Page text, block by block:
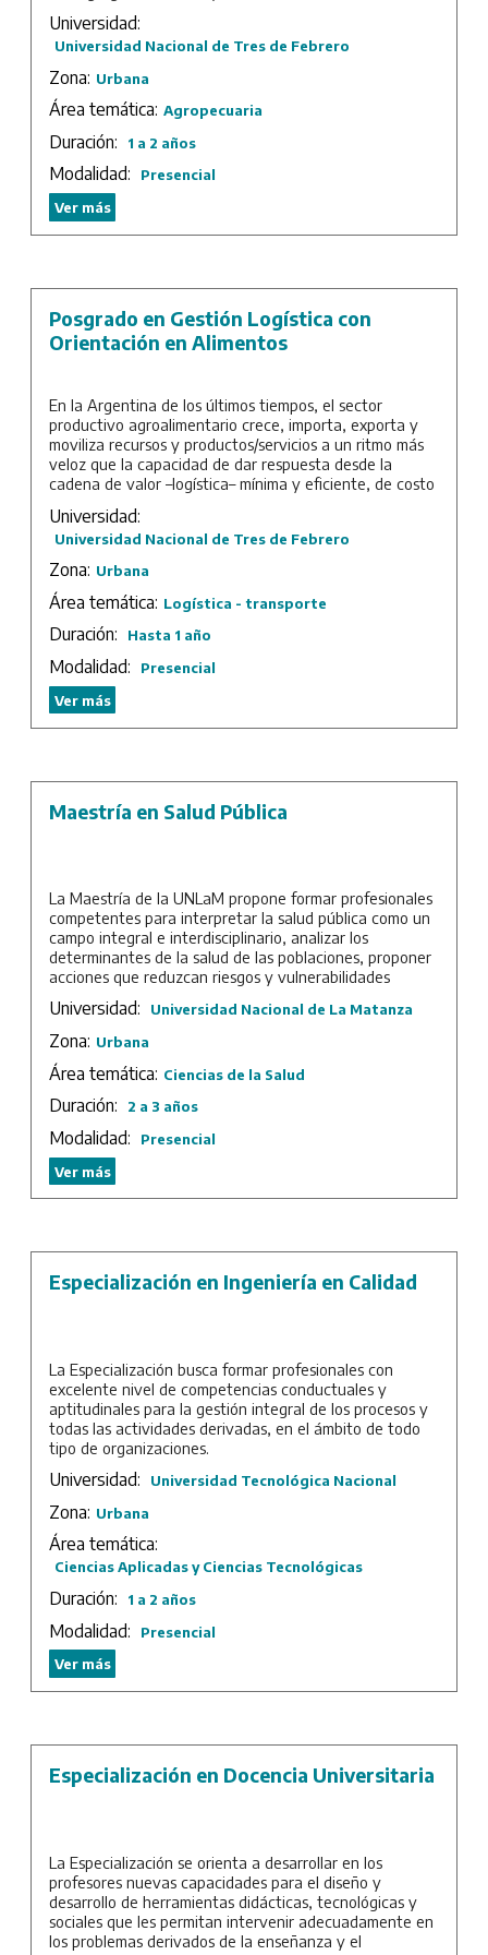
ambientales.
- Generar condiciones para la articulación entre
las actividades de investigación y desarrollo, y la
formación de recursos humanos de alta
Sede: UTN – Facultad Regional Bahía Blanca.
internacional, así como diseñar e implementar planes de
apoyo al sector agroalimentario.
Universidad:
Universidad Nacional de Tres de Febrero
Zona: Urbana
Área temática: Agropecuaria
Duración: 1 a 2 años
Modalidad:
Presencial
Ver más
Posgrado en Gestión Logística con
Orientación en Alimentos
En la Argentina de los últimos tiempos, el sector
productivo agroalimentario crece, importa, exporta y
moviliza recursos y productos/servicios a un ritmo más
veloz que la capacidad de dar respuesta desde la
cadena de valor –logística– mínima y eficiente, de costo
El objeto del posgrado es abarcar la temática en su
diversidad de sectores y productos con sus diferentes
requisitos, las normativas vigentes en materia de
logística, la nueva tecnología a aplicar en los alimentos
para alcanzar altos niveles de calidad en el manejo y
distribución.
El diseño curricular abarca las grandes áreas de la
logística: aprovisionamiento y compras, planificación y
producción, distribución física y almacenaje, con el
objeto de estudiar sus características y
global.
Universidad:
Universidad Nacional de Tres de Febrero
Zona: Urbana
Área temática: Logística - transporte
Duración: Hasta 1 año
Modalidad:
Presencial
Ver más
Maestría en Salud Pública
La Maestría de la UNLaM propone formar profesionales
competentes para interpretar la salud pública como un
campo integral e interdisciplinario, analizar los
determinantes de la salud de las poblaciones, proponer
acciones que reduzcan riesgos y vulnerabilidades
sociales de enfermar y morir, y organizar la atención de
necesidades en distintos grupos sociales. Esta Maestría
considera el posgrado como una formación profesional
que incluyen las Ciencias de la Salud y las Ciencias
Sociales. Su propósito es generar planificada y
organizadamente maestrandos con capacidades para
promover, prevenir y proteger la salud de la población.
Duración: 2 años.
Universidad: Universidad Nacional de La Matanza
Zona: Urbana
Área temática: Ciencias de la Salud
Duración: 2 a 3 años
Modalidad:
Presencial
Ver más
Especialización en Ingeniería en Calidad
La Especialización busca formar profesionales con
excelente nivel de competencias conductuales y
aptitudinales para la gestión integral de los procesos y
todas las actividades derivadas, en el ámbito de todo
tipo de organizaciones.
Sede: UTN – Facultad Regional San Nicolás.
Duración: 2 años.
Universidad: Universidad Tecnológica Nacional
Zona: Urbana
Área temática:
Ciencias Aplicadas y Ciencias Tecnológicas
Duración: 1 a 2 años
Modalidad:
Presencial
Ver más
Especialización en Docencia Universitaria
La Especialización se orienta a desarrollar en los
profesores nuevas capacidades para el diseño y
desarrollo de herramientas didácticas, tecnológicas y
sociales que les permitan intervenir adecuadamente en
los problemas derivados de la enseñanza y el